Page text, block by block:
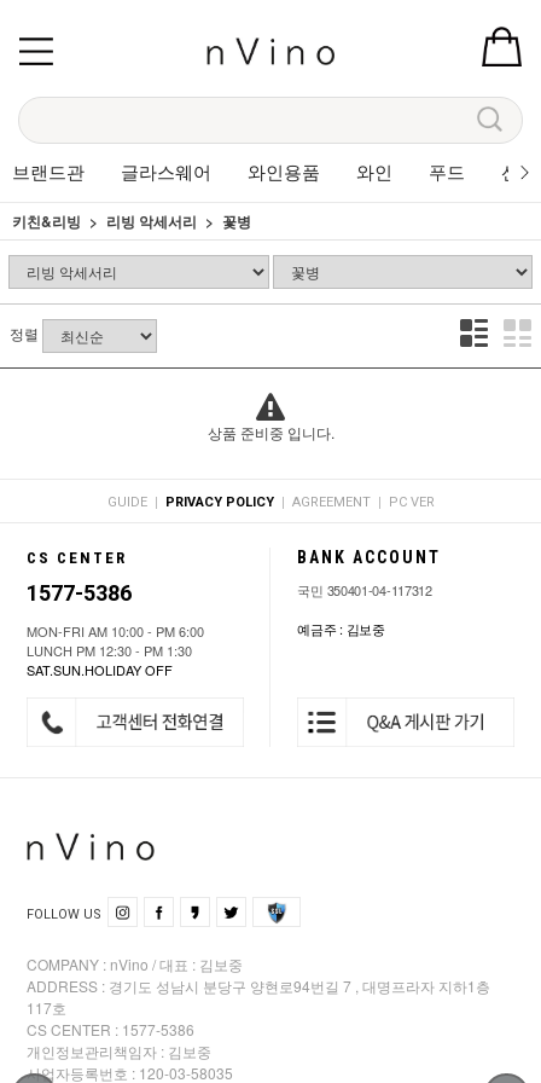
브랜드관 글라스웨어 와인용품 와인 푸드 선
키친&리빙 리빙 악세서리 꽃병
정렬
상품 준비중 입니다.
GUIDE | PRIVACY POLICY | AGREEMENT | PC VER
CS CENTER
1577-5386
MON-FRI AM 10:00 - PM 6:00
LUNCH PM 12:30 - PM 1:30
SAT.SUN.HOLIDAY OFF
BANK ACCOUNT
국민 350401-04-117312
예금주 : 김보중
FOLLOW US
COMPANY : nVino / 대표 : 김보중
ADDRESS : 경기도 성남시 분당구 양현로94번길 7 , 대명프라자 지하1층
117호
CS CENTER : 1577-5386
개인정보관리책임자 : 김보중
사업자등록번호 : 120-03-58035